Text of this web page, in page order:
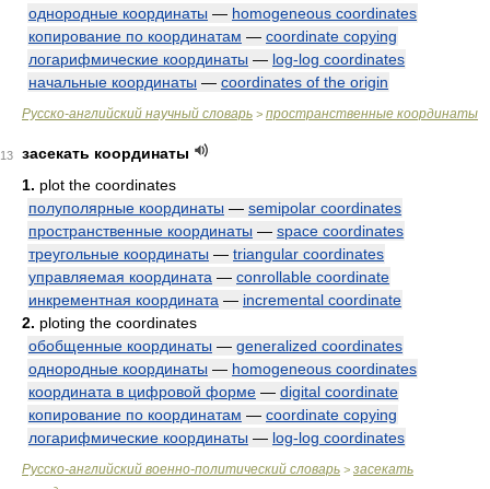
однородные координаты — homogeneous coordinates
копирование по координатам — coordinate copying
логарифмические координаты — log-log coordinates
начальные координаты — coordinates of the origin
Русско-английский научный словарь > пространственные координаты
13
засекать координаты
1. plot the coordinates
полуполярные координаты — semipolar coordinates
пространственные координаты — space coordinates
треугольные координаты — triangular coordinates
управляемая координата — conrollable coordinate
инкрементная координата — incremental coordinate
2. ploting the coordinates
обобщенные координаты — generalized coordinates
однородные координаты — homogeneous coordinates
координата в цифровой форме — digital coordinate
копирование по координатам — coordinate copying
логарифмические координаты — log-log coordinates
Русско-английский военно-политический словарь > засекать